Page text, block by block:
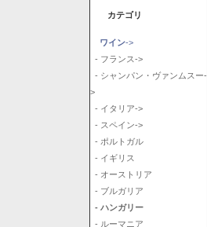
カテゴリ
ワイン->
- フランス->
- シャンパン・ヴァンムスー-
>
- イタリア->
- スペイン->
- ポルトガル
- イギリス
- オーストリア
- ブルガリア
- ハンガリー
- ルーマニア